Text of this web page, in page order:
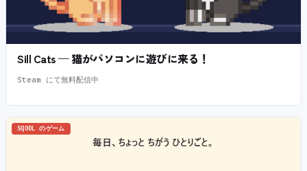
Sill Cats — 猫がパソコンに遊びに来る！
Steam にて無料配信中
SQOOL のゲーム